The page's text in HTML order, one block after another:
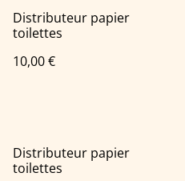
Distributeur papier
toilettes
10,00 €
Distributeur papier
toilettes